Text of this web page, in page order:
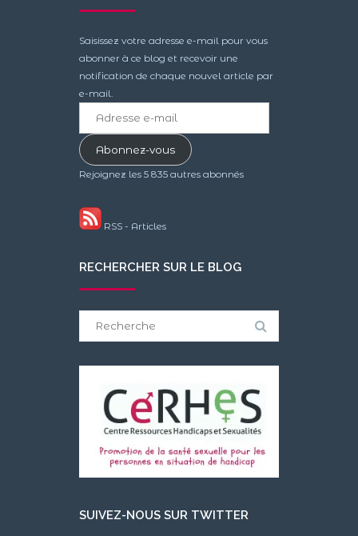
Saisissez votre adresse e-mail pour vous
abonner à ce blog et recevoir une
notification de chaque nouvel article par
e-mail.
mailAbonnez-vous
Rejoignez les 5 835 autres abonnés
RSS - Articles
RECHERCHER SUR LE BLOG
SUIVEZ-NOUS SUR TWITTER